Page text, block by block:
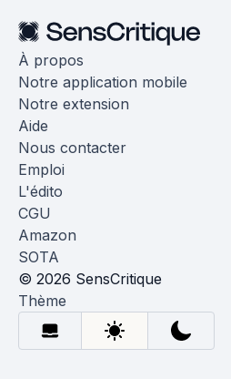
À propos
Notre application mobile
Notre extension
Aide
Nous contacter
Emploi
L'édito
CGU
Amazon
SOTA
© 2026 SensCritique
Thème